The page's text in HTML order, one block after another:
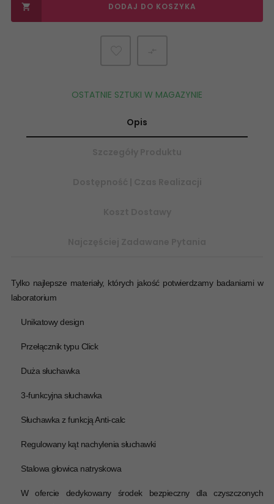
 DODAJ DO KOSZYKA
OSTATNIE SZTUKI W MAGAZYNIE
Opis
Tylko najlepsze materiały, których jakość potwierdzamy badaniami w
laboratorium
Unikatowy design
Przełącznik typu Click
Duża słuchawka
3-funkcyjna słuchawka
Słuchawka z funkcją Anti-calc
Regulowany kąt nachylenia słuchawki
Stalowa głowica natryskowa
W ofercie dedykowany środek bezpieczny dla czyszczonych